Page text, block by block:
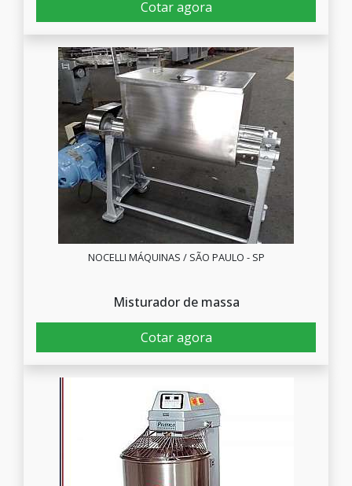
Cotar agora
NOCELLI MÁQUINAS / SÃO PAULO - SP
Misturador de massa
Cotar agora